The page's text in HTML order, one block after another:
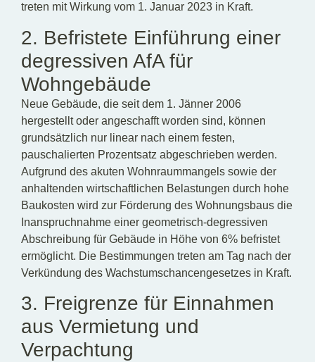
treten mit Wirkung vom 1. Januar 2023 in Kraft.
2. Befristete Einführung einer
degressiven AfA für
Wohngebäude
Neue Gebäude, die seit dem 1. Jänner 2006
hergestellt oder angeschafft worden sind, können
grundsätzlich nur linear nach einem festen,
pauschalierten Prozentsatz abgeschrieben werden.
Aufgrund des akuten Wohnraummangels sowie der
anhaltenden wirtschaftlichen Belastungen durch hohe
Baukosten wird zur Förderung des Wohnungsbaus die
Inanspruchnahme einer geometrisch-degressiven
Abschreibung für Gebäude in Höhe von 6% befristet
ermöglicht. Die Bestimmungen treten am Tag nach der
Verkündung des Wachstumschancengesetzes in Kraft.
3. Freigrenze für Einnahmen
aus Vermietung und
Verpachtung